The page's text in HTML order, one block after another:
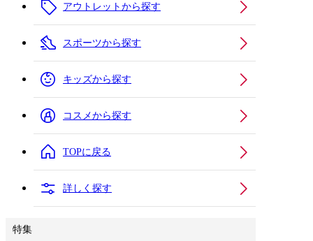
アウトレットから探す
スポーツから探す
キッズから探す
コスメから探す
TOPに戻る
詳しく探す
特集